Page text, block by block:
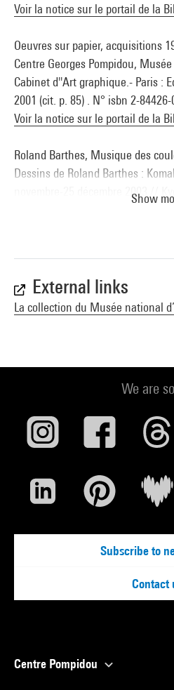
Voir la notice sur le portail de la
Oeuvres sur papier, acquisitions
Centre Georges Pompidou,
Cabinet d''Art graphique.- Paris :
2001 (cit. p. 85) . N° isbn 2-
Voir la notice sur le portail de la
Roland Barthes, Musique des
Dessins de Roland Barthes :
novembre-25 décembre 2003 //
Show
External links
La collection du Musée national
We are
Subscribe to
Contact
Centre Pompidou